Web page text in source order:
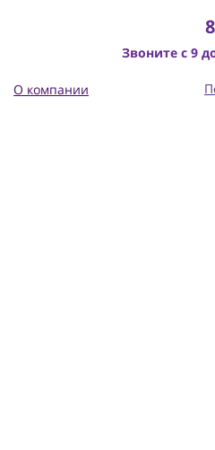
Звоните с 9
О компании